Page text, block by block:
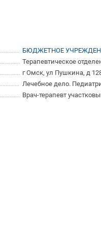
БЮДЖЕТНОЕ
Терапевтическое
г Омск, ул Пушкина, д
Лечебное дело.
Врач-терапевт